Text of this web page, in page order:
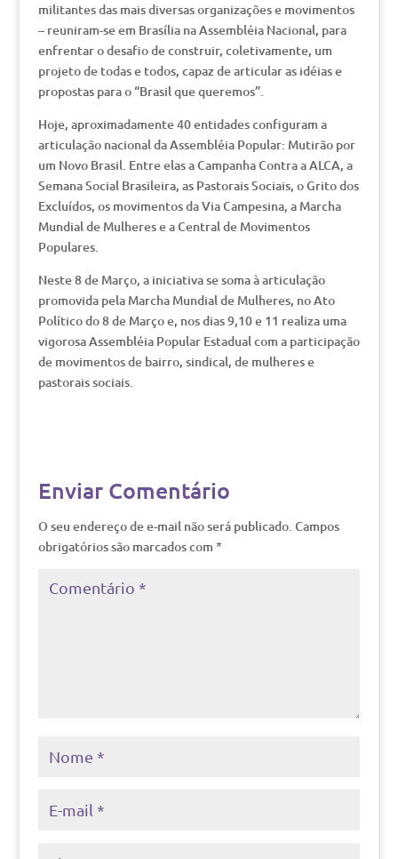
militantes das mais diversas organizações e movimentos
– reuniram-se em Brasília na Assembléia Nacional, para
enfrentar o desafio de construir, coletivamente, um
projeto de todas e todos, capaz de articular as idéias e
propostas para o “Brasil que queremos”.
Hoje, aproximadamente 40 entidades configuram a
articulação nacional da Assembléia Popular: Mutirão por
um Novo Brasil. Entre elas a Campanha Contra a ALCA, a
Semana Social Brasileira, as Pastorais Sociais, o Grito dos
Excluídos, os movimentos da Via Campesina, a Marcha
Mundial de Mulheres e a Central de Movimentos
Populares.
Neste 8 de Março, a iniciativa se soma à articulação
promovida pela Marcha Mundial de Mulheres, no Ato
Político do 8 de Março e, nos dias 9,10 e 11 realiza uma
vigorosa Assembléia Popular Estadual com a participação
de movimentos de bairro, sindical, de mulheres e
pastorais sociais.
Enviar Comentário
O seu endereço de e-mail não será publicado. Campos
obrigatórios são marcados com *